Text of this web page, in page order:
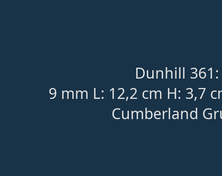
Dunhill
9 mm L: 12,2 cm H: 3,7
Cumberland